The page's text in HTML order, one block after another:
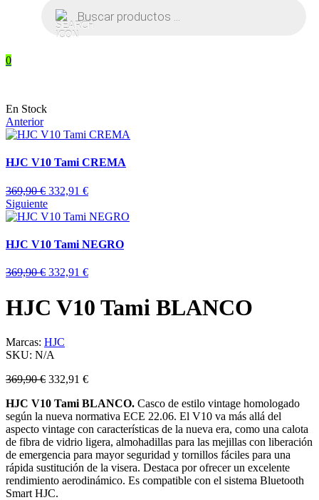
productos
0
En Stock
Anterior
HJC V10 Tami CREMA
369,90€ 332,91 €
Siguiente
HJC V10 Tami NEGRO
369,90€ 332,91 €
HJC V10 Tami BLANCO
Marcas: HJC
SKU: N/A
369,90€ 332,91 €
HJC V10 Tami BLANCO. Casco de estilo vintage homologado
según la nueva normativa ECE 22.06. El V10 va más allá del
aspecto vintage con características de la nueva era, como una calota
de fibra de vidrio ligera, almohadillas para las mejillas con liberación
de emergencia para mayor seguridad y tornillos fáciles para una
rápida sustitución de la visera. Destaca por ofrecer un excelente
rendimiento aerodinámico. Es compatible con el sistema Bluetooth
Smart HJC.